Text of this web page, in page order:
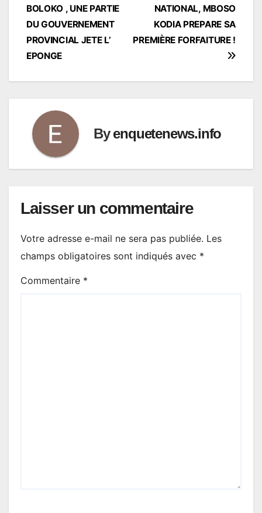
l’article
NATIONAL, MBOSO
KODIA PREPARE SA
PREMIÈRE FORFAITURE !
BOLOKO , UNE PARTIE
DU GOUVERNEMENT
PROVINCIAL JETE L’
EPONGE
Byenquetenews.info
Laisser un commentaire
Votre adresse e-mail ne sera pas publiée. Les
champs obligatoires sont indiqués avec *
Commentaire *